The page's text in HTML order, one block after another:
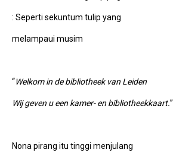
: Seperti sekuntum tulip yang
melampaui musim
“Welkom in de bibliotheek van Leiden
Wij geven u een kamer- en bibliotheekkaart.”
Nona pirang itu tinggi menjulang